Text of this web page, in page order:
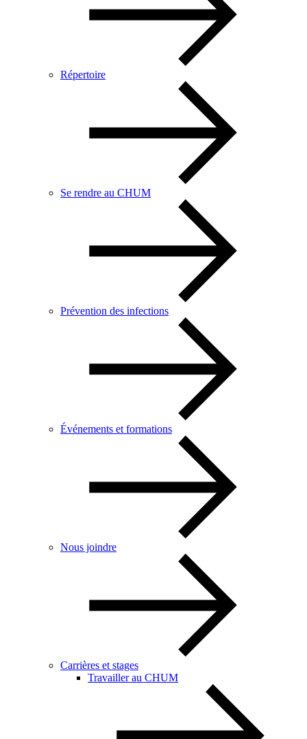
Répertoire
Se rendre au CHUM
Prévention des infections
Événements et formations
Nous joindre
Carrières et stages
Travailler au CHUM